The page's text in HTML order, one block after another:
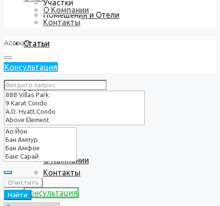
Участки
Помещения и Отели
Статьи
Услуги
О нас
О Компании
Контакты
Консультация
О Компании
Контакты
Account
Консультация
Очистить
Найти